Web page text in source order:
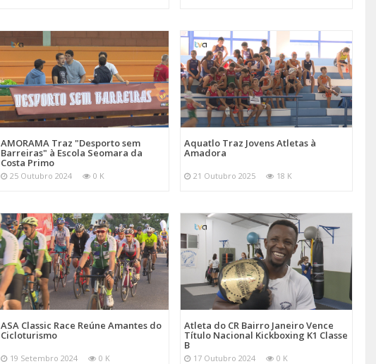
AMORAMA Traz "Desporto sem
Barreiras" à Escola Seomara da
Costa Primo
25 Outubro 2024 0 K
Aquatlo Traz Jovens Atletas à
Amadora
21 Outubro 2025 18 K
ASA Classic Race Reúne Amantes do
Cicloturismo
19 Setembro 2024 0 K
Atleta do CR Bairro Janeiro Vence
Título Nacional Kickboxing K1 Classe
B
17 Outubro 2024 0 K